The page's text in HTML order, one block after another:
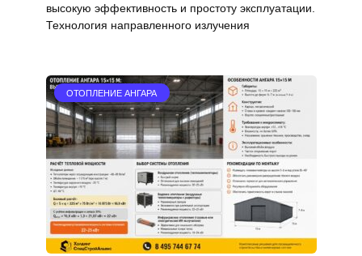
высокую эффективность и простоту эксплуатации.
Технология направленного излучения
ОТОПЛЕНИЕ АНГАРА